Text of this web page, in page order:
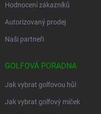
Hodnocení zákazníků
Autorizovaný prodej
Naši partneři
GOLFOVÁ PORADNA
Jak vybrat golfovou hůl
Jak vybrat golfový míček